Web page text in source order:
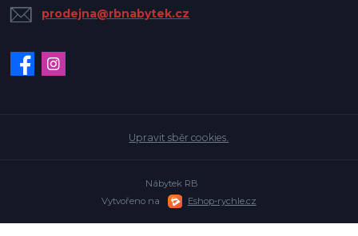
prodejna@rbnabytek.cz
Upravit sběr cookies.
Nábytek RB
Vytvořeno na
Eshop-rychle.cz